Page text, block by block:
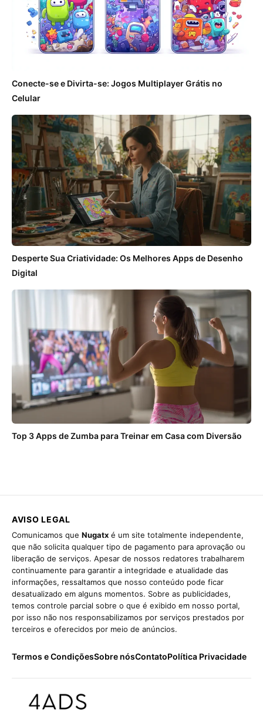
Conecte-se e Divirta-se: Jogos Multiplayer Grátis no
Celular
Desperte Sua Criatividade: Os Melhores Apps de Desenho
Digital
Top 3 Apps de Zumba para Treinar em Casa com Diversão
AVISO LEGAL
Comunicamos que Nugatx é um site totalmente independente,
que não solicita qualquer tipo de pagamento para aprovação ou
liberação de serviços. Apesar de nossos redatores trabalharem
continuamente para garantir a integridade e atualidade das
informações, ressaltamos que nosso conteúdo pode ficar
desatualizado em alguns momentos. Sobre as publicidades,
temos controle parcial sobre o que é exibido em nosso portal,
por isso não nos responsabilizamos por serviços prestados por
terceiros e oferecidos por meio de anúncios.
Termos e CondiçõesSobre nósContatoPolítica Privacidade